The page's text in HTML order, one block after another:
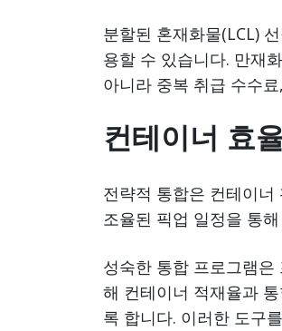
분할된 혼재화물(LCL)
용할 수 있습니다. 만재
아니라 중복 취급 수수
컨테이너 효
전략적 통합은 컨테이
조율된 픽업 일정을 통
성숙한 통합 프로그램
해 컨테이너 적재율과
록 합니다. 이러한 도구